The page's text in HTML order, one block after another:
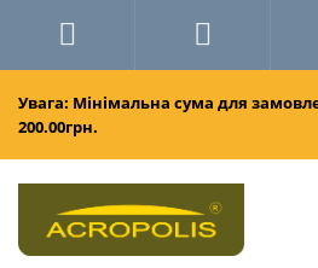
Увага: Мінімальна сума для
200.00грн.